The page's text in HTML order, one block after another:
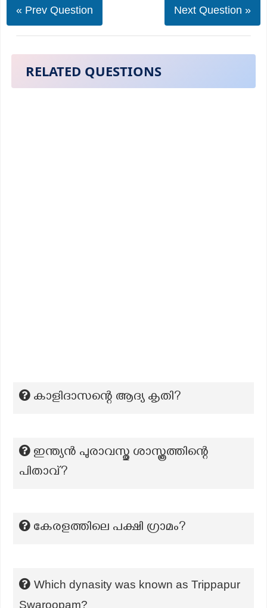
« Prev Question Next Question »
RELATED QUESTIONS
കാളിദാസന്റെ ആദ്യ കൃതി?
ഇന്ത്യൻ പുരാവസ്തു ശാസ്ത്രത്തിന്റെ
പിതാവ്?
കേരളത്തിലെ പക്ഷി ഗ്രാമം?
Which dynasity was known as Trippapur
Swaroopam?